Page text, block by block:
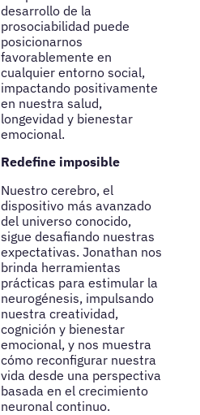
desarrollo de la
prosociabilidad puede
posicionarnos
favorablemente en
cualquier entorno social,
impactando positivamente
en nuestra salud,
longevidad y bienestar
emocional.
Redefine imposible
Nuestro cerebro, el
dispositivo más avanzado
del universo conocido,
sigue desafiando nuestras
expectativas. Jonathan nos
brinda herramientas
prácticas para estimular la
neurogénesis, impulsando
nuestra creatividad,
cognición y bienestar
emocional, y nos muestra
cómo reconfigurar nuestra
vida desde una perspectiva
basada en el crecimiento
neuronal continuo.